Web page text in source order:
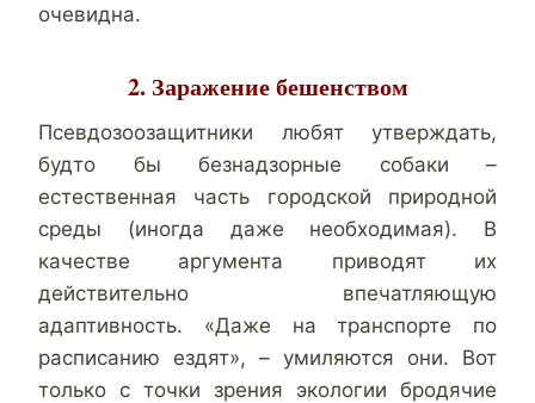
очевидна.
2. Заражение бешенством
Псевдозоозащитники любят утверждать,
будто бы безнадзорные собаки –
естественная часть городской природной
среды (иногда даже необходимая). В
качестве аргумента приводят их
действительно впечатляющую
адаптивность. «Даже на транспорте по
расписанию ездят», – умиляются они. Вот
только с точки зрения экологии бродячие